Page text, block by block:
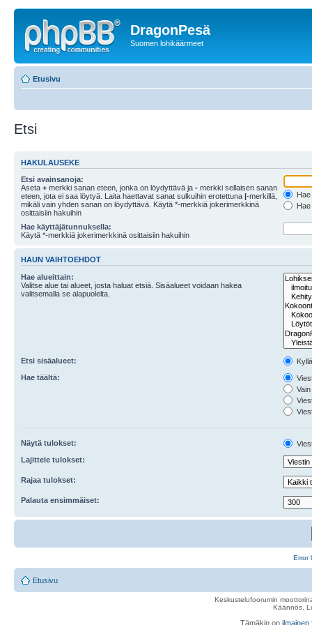
DragonPesä
Suomen lohikäärmeet
Etusivu
Etsi
HAKULAUSEKE
Etsi avainsanoja:
Aseta + merkki sanan eteen, jonka on löydyttävä ja - merkki sellaisen sanan
eteen, jota ei saa löytyä. Laita haettavat sanat sulkuihin erotettuna |-merkillä,
mikäli vain yhden sanan on löydyttävä. Käytä *-merkkiä jokerimerkkinä
osittaisiin hakuihin
Hae käyttäjätunnuksella:
Käytä *-merkkiä jokerimerkkinä osittaisiin hakuihin
HAUN VAIHTOEHDOT
Hae alueittain:
Valitse alue tai alueet, josta haluat etsiä. Sisäalueet voidaan hakea
valitsemalla se alapuolelta.
Etsi sisäalueet:
Hae täältä:
Näytä tulokset:
Lajittele tulokset:
Rajaa tulokset:
Palauta ensimmäiset:
Error
Etusivu
Keskustelufoorumin
Käännös,
Tämäkin on ilmainen